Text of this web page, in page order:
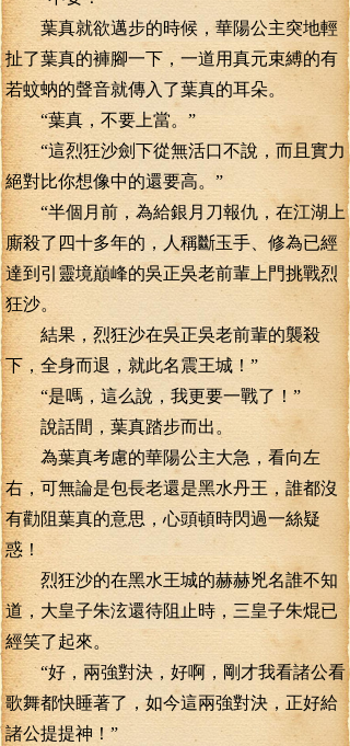
葉真就欲邁步的時候，華陽公主突地輕
扯了葉真的褲腳一下，一道用真元束縛的有
若蚊蚋的聲音就傳入了葉真的耳朵。
“葉真，不要上當。”
“這烈狂沙劍下從無活口不說，而且實力
絕對比你想像中的還要高。”
“半個月前，為給銀月刀報仇，在江湖上
廝殺了四十多年的，人稱斷玉手、修為已經
達到引靈境巔峰的吳正吳老前輩上門挑戰烈
狂沙。
結果，烈狂沙在吳正吳老前輩的襲殺
下，全身而退，就此名震王城！”
“是嗎，這么說，我更要一戰了！”
說話間，葉真踏步而出。
為葉真考慮的華陽公主大急，看向左
右，可無論是包長老還是黑水丹王，誰都沒
有勸阻葉真的意思，心頭頓時閃過一絲疑
惑！
烈狂沙的在黑水王城的赫赫兇名誰不知
道，大皇子朱泫還待阻止時，三皇子朱焜已
經笑了起來。
“好，兩強對決，好啊，剛才我看諸公看
歌舞都快睡著了，如今這兩強對決，正好給
諸公提提神！”